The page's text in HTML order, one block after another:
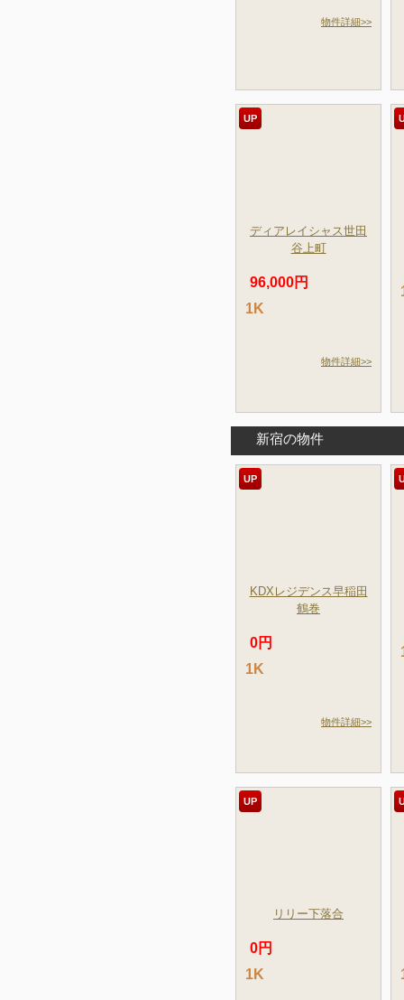
物件詳細>>
UP
ディアレイシャス世田
谷上町
96,000円
1K
物件詳細>>
新宿の物件
UP
KDXレジデンス早稲田
鶴巻
0円
1K
物件詳細>>
UP
リリー下落合
0円
1K